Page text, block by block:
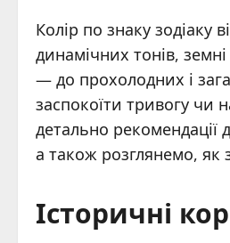
Колір по знаку зодіаку
динамічних тонів,
— до прохолодних і
заспокоїти тривогу чи
детально рекомендації
а також розглянемо, як
Історичні